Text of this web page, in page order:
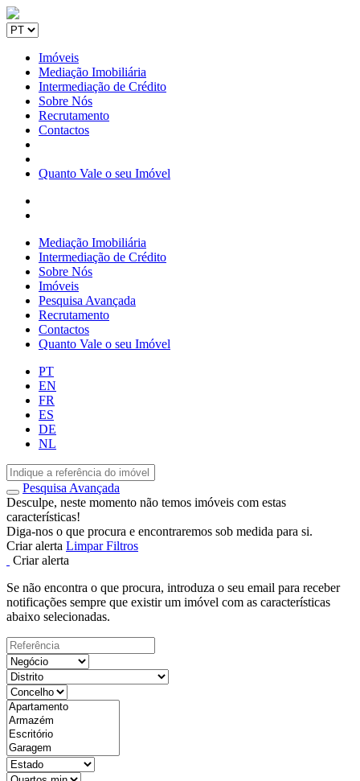
Imóveis
Mediação Imobiliária
Intermediação de Crédito
Sobre Nós
Recrutamento
Contactos
Quanto Vale o seu Imóvel
Mediação Imobiliária
Intermediação de Crédito
Sobre Nós
Imóveis
Pesquisa Avançada
Recrutamento
Contactos
Quanto Vale o seu Imóvel
PT
EN
FR
ES
DE
NL
Pesquisa Avançada
Desculpe, neste momento não temos imóveis com estas
características!
Diga-nos o que procura e encontraremos sob medida para si.
Criar alerta Limpar Filtros
Criar alerta
Se não encontra o que procura, introduza o seu email para receber
notificações sempre que existir um imóvel com as características
abaixo selecionadas.